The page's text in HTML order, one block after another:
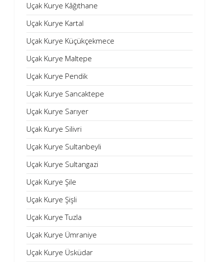
Uçak Kurye Kâğıthane
Uçak Kurye Kartal
Uçak Kurye Küçükçekmece
Uçak Kurye Maltepe
Uçak Kurye Pendik
Uçak Kurye Sancaktepe
Uçak Kurye Sarıyer
Uçak Kurye Silivri
Uçak Kurye Sultanbeyli
Uçak Kurye Sultangazi
Uçak Kurye Şile
Uçak Kurye Şişli
Uçak Kurye Tuzla
Uçak Kurye Ümraniye
Uçak Kurye Üsküdar